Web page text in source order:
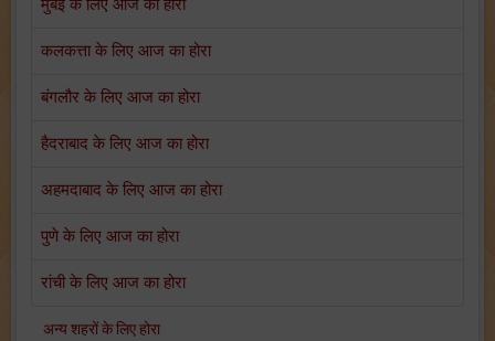
मुंबई के लिए आज का होरा
कलकत्ता के लिए आज का होरा
बंगलौर के लिए आज का होरा
हैदराबाद के लिए आज का होरा
अहमदाबाद के लिए आज का होरा
पुणे के लिए आज का होरा
रांची के लिए आज का होरा
अन्य शहरों के लिए होरा